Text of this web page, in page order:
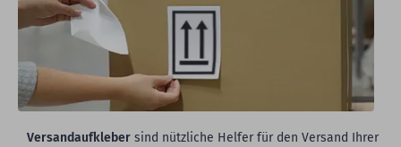
Versandaufkleber sind nützliche Helfer für den Versand Ihrer